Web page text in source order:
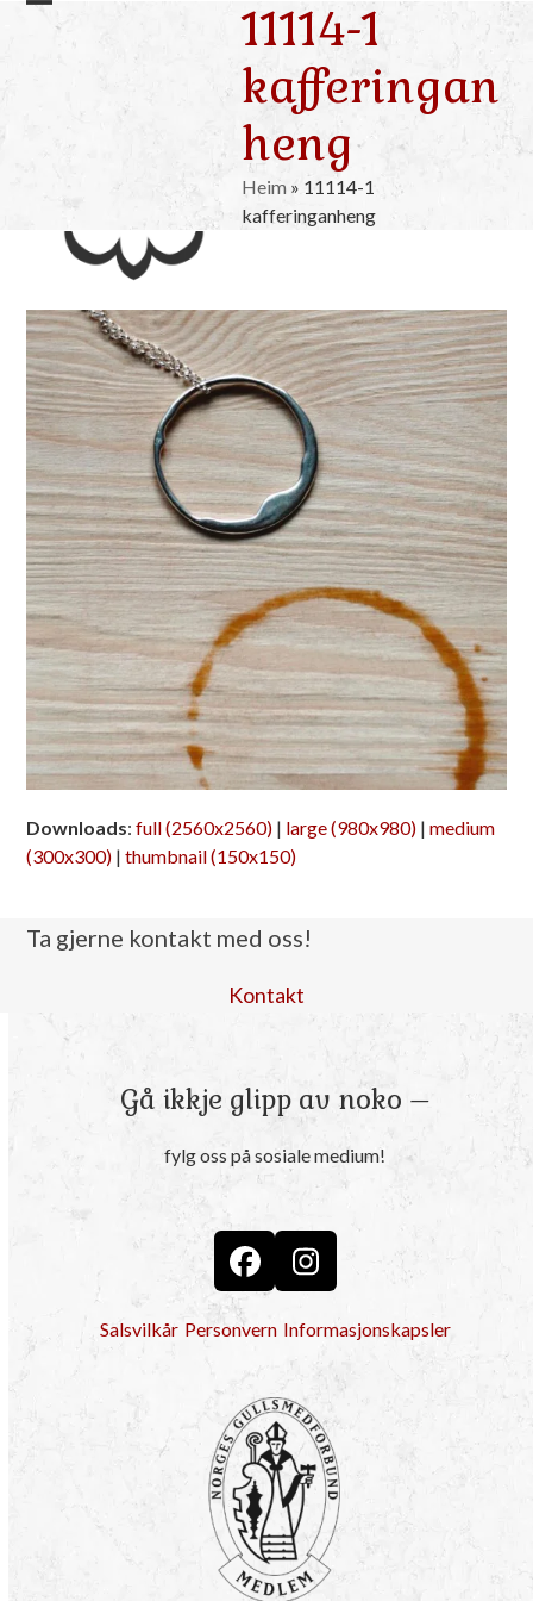
Skip
Open
menu
Close
menu
11114-1
kafferingan
heng
Heim» 11114-1
kafferinganheng
Downloads:full (2560x2560) | large (980x980) |medium
(300x300) |thumbnail (150x150)
Ta gjerne kontakt med oss!
Kontakt
Gå ikkje glipp av noko –
fylg oss på sosiale medium!
FacebookInstagram
Salsvilkår Personvern Informasjonskapsler